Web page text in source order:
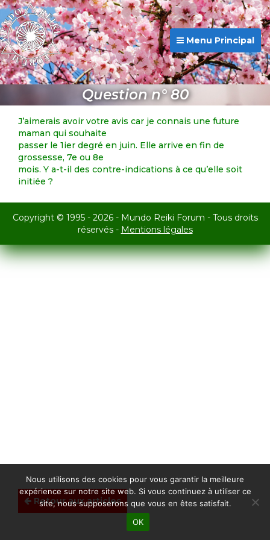
Menu Principal
Question n° 80
Retour aux articles
J’aimerais avoir votre avis car je connais une future
maman qui souhaite
passer le 1ier degré en juin. Elle arrive en fin de
grossesse, 7e ou 8e
mois. Y a-t-il des contre-indications à ce qu’elle soit
initiée ?
Copyright © 1995 - 2026 - Mundo Reiki Forum - Tous droits
réservés - Mentions légales
Nous utilisons des cookies pour vous garantir la meilleure
expérience sur notre site web. Si vous continuez à utiliser ce
site, nous supposerons que vous en êtes satisfait.
OK